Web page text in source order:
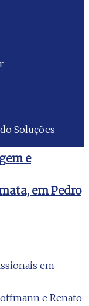
e
em Pedro
Soluções